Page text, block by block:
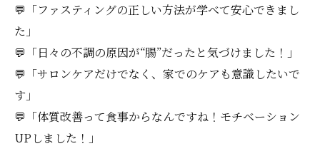
💬「ファスティングの正しい方法が学べて安心できまし
た」
💬「日々の不調の原因が“腸”だったと気づけました！」
💬「サロンケアだけでなく、家でのケアも意識したいで
す」
💬「体質改善って食事からなんですね！モチベーション
UPしました！」